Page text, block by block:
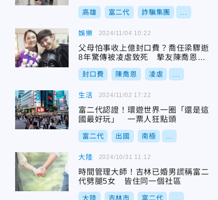
訴求重刑
高雄 富二代 詐騙集團
娛樂
父母怕事收上億封口費？喬任梁驟逝
8年驚傳被凌虐致死 摯友陳喬恩痛
心發聲
封口費 陳喬恩 凌虐
2024/11/04 10:22
生活
富二代認證！環遊世界一圈「還是這
國最好玩」 一票人狂點頭
富二代 出國 南極
2024/11/02 17:22
大陸
時間管理大師！吉林已婚男謊稱富二
代劈腿5女 皆住同一個社區
大陸 吉林市 富二代
2024/10/31 11:12